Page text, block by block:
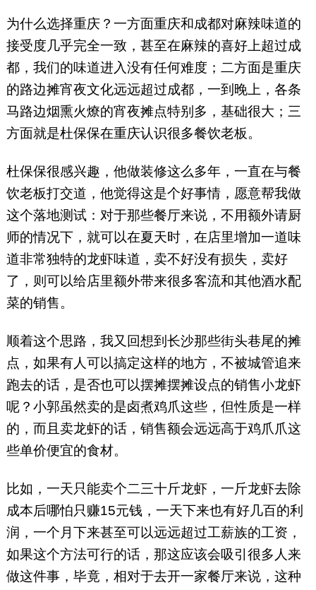
为什么选择重庆？一方面重庆和成都对麻辣味道的
接受度几乎完全一致，甚至在麻辣的喜好上超过成
都，我们的味道进入没有任何难度；二方面是重庆
的路边摊宵夜文化远远超过成都，一到晚上，各条
马路边烟熏火燎的宵夜摊点特别多，基础很大；三
方面就是杜保保在重庆认识很多餐饮老板。
杜保保很感兴趣，他做装修这么多年，一直在与餐
饮老板打交道，他觉得这是个好事情，愿意帮我做
这个落地测试：对于那些餐厅来说，不用额外请厨
师的情况下，就可以在夏天时，在店里增加一道味
道非常独特的龙虾味道，卖不好没有损失，卖好
了，则可以给店里额外带来很多客流和其他酒水配
菜的销售。
顺着这个思路，我又回想到长沙那些街头巷尾的摊
点，如果有人可以搞定这样的地方，不被城管追来
跑去的话，是否也可以摆摊摆摊设点的销售小龙虾
呢？小郭虽然卖的是卤煮鸡爪这些，但性质是一样
的，而且卖龙虾的话，销售额会远远高于鸡爪爪这
些单价便宜的食材。
比如，一天只能卖个二三十斤龙虾，一斤龙虾去除
成本后哪怕只赚15元钱，一天下来也有好几百的利
润，一个月下来甚至可以远远超过工薪族的工资，
如果这个方法可行的话，那这应该会吸引很多人来
做这件事，毕竟，相对于去开一家餐厅来说，这种